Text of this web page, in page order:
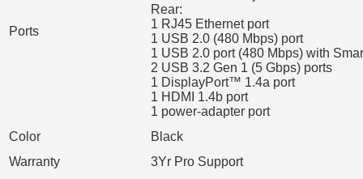
Ports
Rear:
1 RJ45 Ethernet port
1 USB 2.0 (480 Mbps) port
1 USB 2.0 port (480 Mbps) with
2 USB 3.2 Gen 1 (5 Gbps) ports
1 DisplayPort™ 1.4a port
1 HDMI 1.4b port
1 power-adapter port
Color
Black
Warranty
3Yr Pro Support